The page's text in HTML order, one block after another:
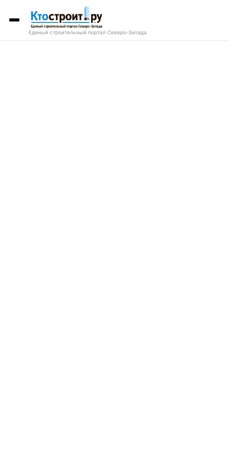
Единый строительный портал Северо-Запада